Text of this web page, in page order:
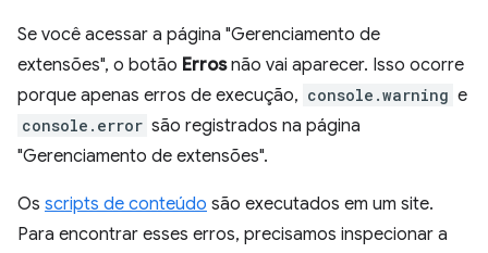
Se você acessar a página "Gerenciamento de
extensões", o botão Errosnão vai aparecer. Isso ocorre
porque apenas erros de execução, console.warning e
console.error são registrados na página
"Gerenciamento de extensões".
Os scripts de conteúdo são executados em um site.
Para encontrar esses erros, precisamos inspecionar a